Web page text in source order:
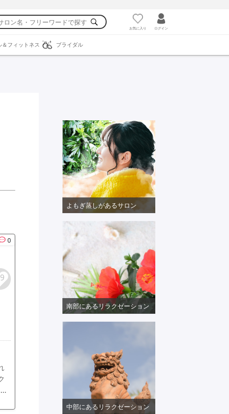
お気に入り ログイン
＆フィットネス ブライダル
0
よもぎ蒸しがあるサロン
南部にあるリラクゼーション
中部にあるリラクゼーション